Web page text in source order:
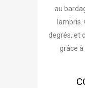
au
degrés, et
grâce à